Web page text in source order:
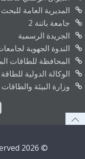
المديرية العامة
جامعة باتنة 2
الجريدة الرسمية
الندوة الجهوية
المحافظة للطاقات
الوكالة الدولية
وزارة البيئة
© 2026 Hns-re2sd - All Rights Reserved.